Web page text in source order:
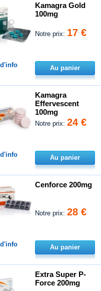
Kamagra Gold
100mg
Notre prix: 17 €
Au panier
Kamagra
Effervescent
100mg
Notre prix:24 €
Au panier
Cenforce 200mg
Notre prix:28 €
Au panier
Extra Super P-
Force 200mg